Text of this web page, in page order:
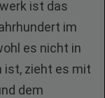
ist das
im
es nicht in
ist, zieht es mit
dem